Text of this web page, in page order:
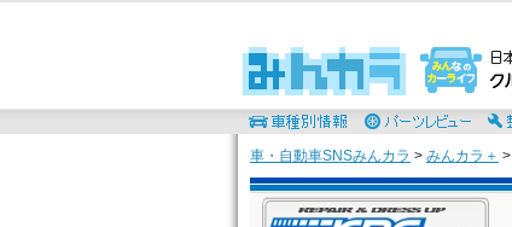
車・自動車SNSみんカラ > みんカラ＋ >